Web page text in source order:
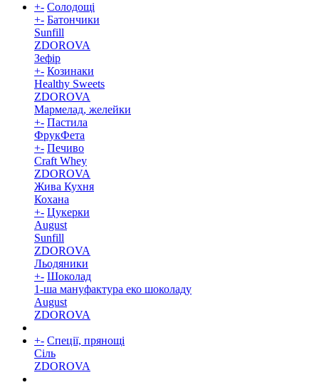
+- Солодощі
+- Батончики
Sunfill
ZDOROVA
Зефір
+- Козинаки
Healthy Sweets
ZDOROVA
Мармелад, желейки
+- Пастила
ФрукФета
+- Печиво
Craft Whey
ZDOROVA
Жива Кухня
Кохана
+- Цукерки
August
Sunfill
ZDOROVA
Льодяники
+- Шоколад
1-ша мануфактура еко шоколаду
August
ZDOROVA
+- Спеції, прянощі
Cіль
ZDOROVA